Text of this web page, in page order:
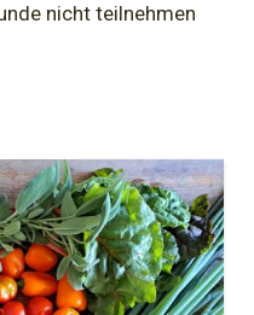
nicht teilnehmen